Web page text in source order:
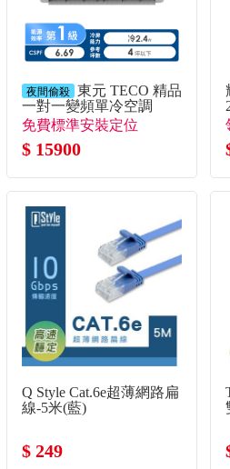
夜間偷殺 東元 TECO 精品
一對一變頻單冷空調
免費標準安裝定位
$ 15900
Q Style Cat.6e超薄網路扁
線-5米(藍)
$ 249